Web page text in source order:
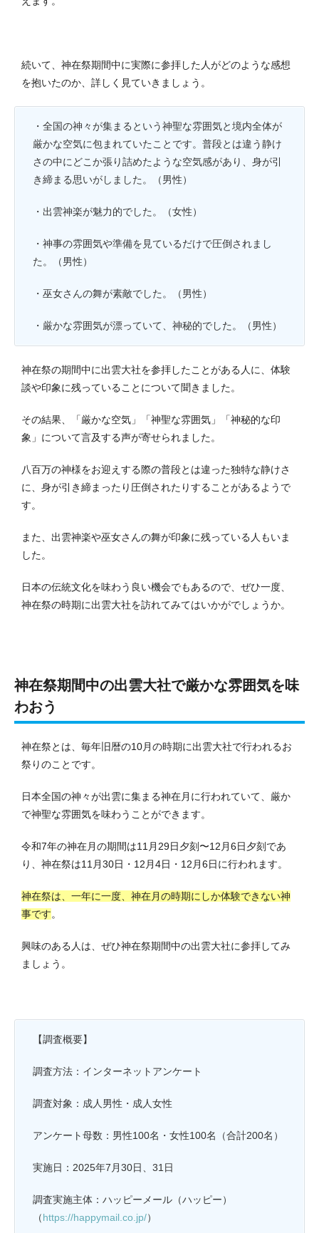
続いて、神在祭期間中に実際に参拝した人がどのような感想
を抱いたのか、詳しく見ていきましょう。
・全国の神々が集まるという神聖な雰囲気と境内全体が
厳かな空気に包まれていたことです。普段とは違う静け
さの中にどこか張り詰めたような空気感があり、身が引
き締まる思いがしました。（男性）
・出雲神楽が魅力的でした。（女性）
・神事の雰囲気や準備を見ているだけで圧倒されまし
た。（男性）
・巫女さんの舞が素敵でした。（男性）
・厳かな雰囲気が漂っていて、神秘的でした。（男性）
神在祭の期間中に出雲大社を参拝したことがある人に、体験
談や印象に残っていることについて聞きました。
その結果、「厳かな空気」「神聖な雰囲気」「神秘的な印
象」について言及する声が寄せられました。
八百万の神様をお迎えする際の普段とは違った独特な静けさ
に、身が引き締まったり圧倒されたりすることがあるようで
す。
また、出雲神楽や巫女さんの舞が印象に残っている人もいま
した。
日本の伝統文化を味わう良い機会でもあるので、ぜひ一度、
神在祭の時期に出雲大社を訪れてみてはいかがでしょうか。
神在祭期間中の出雲大社で厳かな雰囲気を味
わおう
神在祭とは、毎年旧暦の10月の時期に出雲大社で行われるお
祭りのことです。
日本全国の神々が出雲に集まる神在月に行われていて、厳か
で神聖な雰囲気を味わうことができます。
令和7年の神在月の期間は11月29日夕刻〜12月6日夕刻であ
り、神在祭は11月30日・12月4日・12月6日に行われます。
神在祭は、一年に一度、神在月の時期にしか体験できない神
事です。
興味のある人は、ぜひ神在祭期間中の出雲大社に参拝してみ
ましょう。
【調査概要】
調査方法：インターネットアンケート
調査対象：成人男性・成人女性
アンケート母数：男性100名・女性100名（合計200名）
実施日：2025年7月30日、31日
調査実施主体：ハッピーメール（ハッピー）
（https://happymail.co.jp/）